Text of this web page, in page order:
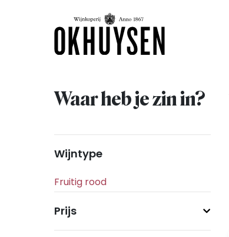
Waar heb je zin in?
Wijntype
Prijs